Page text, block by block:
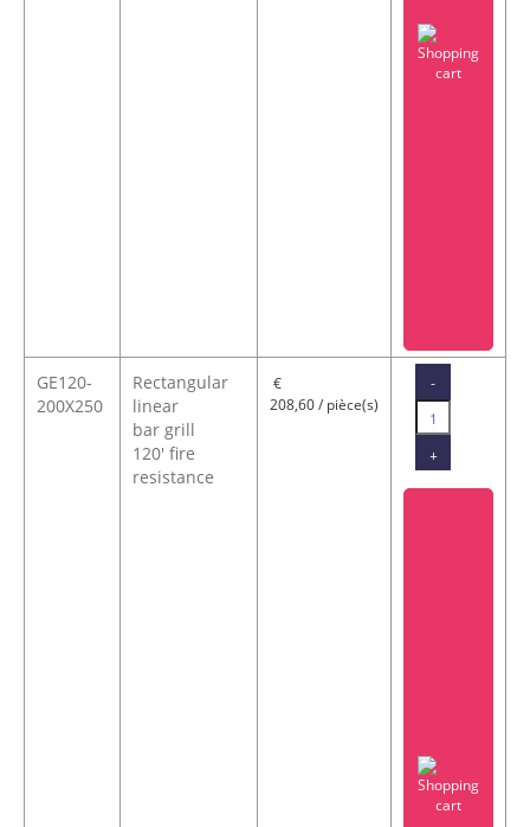
GE120-
200X250
Rectangular
linear
bar grill
120' fire
resistance
208,60 / pièce(s)